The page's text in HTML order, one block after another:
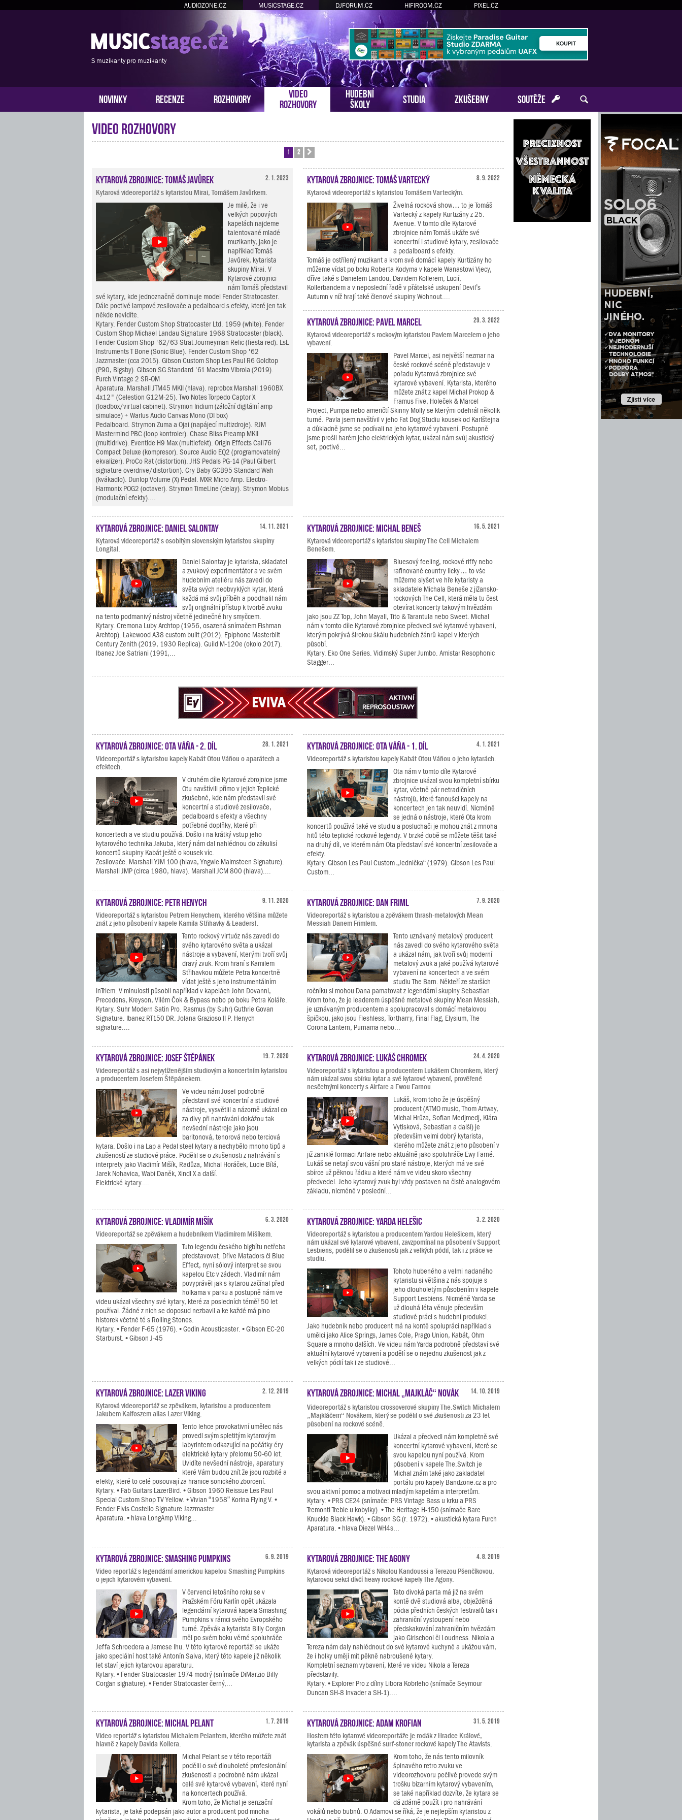
AUDIOZONE.CZ MUSICSTAGE.CZ DJFORUM.CZ HIFIROOM.CZ PIXEL.CZ
S muzikanty pro muzikanty
NOVINKY RECENZE ROZHOVORY
VIDEO
ROZHOVORY
HUDEBNÍ
ŠKOLY
STUDIA ZKUŠEBNY SOUTĚŽE
Video rozhovory
1 2
2. 1. 2023
Kytarová zbrojnice: Tomáš Javůrek
Kytarová videoreportáž s kytaristou Mirai, Tomášem Javůrkem.
Je milé, že i ve
velkých popových
kapelách najdeme
talentované mladé
muzikanty, jako je
například Tomáš
Javůrek, kytarista
skupiny Mirai. V
Kytarové zbrojnici
nám Tomáš představil
své kytary, kde jednoznačně dominuje model Fender Stratocaster.
Dále poctivé lampové zesilovače a pedalboard s efekty, které jen tak
někde nevidíte.
Kytary. Fender Custom Shop Stratocaster Ltd. 1959 (white). Fender
Custom Shop Michael Landau Signature 1968 Stratocaster (black).
Fender Custom Shop '62/63 Strat Journeyman Relic (fiesta red). LsL
Instruments T Bone (Sonic Blue). Fender Custom Shop '62
Jazzmaster (cca 2015). Gibson Custom Shop Les Paul R6 Goldtop
(P90, Bigsby). Gibson SG Standard '61 Maestro Vibrola (2019).
Furch Vintage 2 SR-OM
Aparatura. Marshall JTM45 MKII (hlava). reprobox Marshall 1960BX
4x12" (Celestion G12M-25). Two Notes Torpedo Captor X
(loadbox/virtual cabinet). Strymon Iridium (záložní digitální amp
simulace) + Warlus Audio Canvas Mono (DI box)
Pedalboard. Strymon Zuma a Ojai (napájecí multizdroje). RJM
Mastermind PBC (loop kontroler). Chase Bliss Preamp MKII
(multidrive). Eventide H9 Max (multiefekt). Origin Effects Cali76
Compact Deluxe (kompresor). Source Audio EQ2 (programovatelný
ekvalizer). ProCo Rat (distortion). JHS Pedals PG-14 (Paul Gilbert
signature overdrive/distortion). Cry Baby GCB95 Standard Wah
(kvákadlo). Dunlop Volume (X) Pedal. MXR Micro Amp. Electro-
Harmonix POG2 (octaver). Strymon TimeLine (delay). Strymon Mobius
(modulační efekty)....
8. 9. 2022
Kytarová zbrojnice: Tomáš Vartecký
Kytarová videoreportáž s kytaristou Tomášem Varteckým.
Živelná rocková show… to je Tomáš
Vartecký z kapely Kurtizány z 25.
Avenue. V tomto díle Kytarové
zbrojnice nám Tomáš ukáže své
koncertní i studiové kytary, zesilovače
a pedalboard s efekty.
Tomáš je ostřílený muzikant a krom své domácí kapely Kurtizány ho
můžeme vídat po boku Roberta Kodyma v kapele Wanastowi Vjecy,
dříve také s Danielem Landou, Davidem Kollerem, Lucií,
Kollerbandem a v neposlední řadě v přátelské uskupení Devil’s
Autumn v níž hrají také členové skupiny Wohnout....
29. 3. 2022
Kytarová zbrojnice: Pavel Marcel
Kytarová videoreportáž s rockovým kytaristou Pavlem Marcelem o jeho
vybavení.
Pavel Marcel, asi největší nezmar na
české rockové scéně představuje v
pořadu Kytarová zbrojnice své
kytarové vybavení. Kytarista, kterého
můžete znát z kapel Michal Prokop &
Framus Five, Holeček & Marcel
Project, Pumpa nebo američtí Skinny Molly se kterými odehrál několik
turné. Pavla jsem navštívil v jeho Fat Dog Studiu kousek od Karlštejna
a důkladně jsme se podívali na jeho kytarové vybavení. Postupně
jsme prošli harém jeho elektrických kytar, ukázal nám svůj akustický
set, poctivé...
14. 11. 2021
Kytarová zbrojnice: Daniel Salontay
Kytarová videoreportáž s osobitým slovenským kytaristou skupiny
Longital.
Daniel Salontay je kytarista, skladatel
a zvukový experimentátor a ve svém
hudebním ateliéru nás zavedl do
světa svých neobvyklých kytar, která
každá má svůj příběh a poodhalil nám
svůj originální přístup k tvorbě zvuku
na tento podmanivý nástroj včetně jedinečné hry smyčcem.
Kytary. Cremona Luby Archtop (1956, osazená snímačem Fishman
Archtop). Lakewood A38 custom built (2012). Epiphone Masterbilt
Century Zenith (2019, 1930 Replica). Guild M-120e (okolo 2017).
Ibanez Joe Satriani (1991,...
16. 5. 2021
Kytarová zbrojnice: Michal Beneš
Kytarová videoreportáž s kytaristou skupiny The Cell Michalem
Benešem.
Bluesový feeling, rockové riffy nebo
rafinované country licky… to vše
můžeme slyšet ve hře kytaristy a
skladatele Michala Beneše z jižansko-
rockových The Cell, která měla tu čest
otevírat koncerty takovým hvězdám
jako jsou ZZ Top, John Mayall, Tito & Tarantula nebo Sweet. Michal
nám v tomto díle Kytarové zbrojnice předvedl své kytarové vybavení,
kterým pokrývá širokou škálu hudebních žánrů kapel v kterých
působí.
Kytary. Eko One Series. Vidimský Super Jumbo. Amistar Resophonic
Stagger...
28. 1. 2021
Kytarová zbrojnice: Ota Váňa - 2. díl
Videoreportáž s kytaristou kapely Kabát Otou Váňou o aparátech a
efektech.
V druhém díle Kytarové zbrojnice jsme
Otu navštívili přímo v jejich Teplické
zkušebně, kde nám představil své
koncertní a studiové zesilovače,
pedalboard s efekty a všechny
potřebné doplňky, které při
koncertech a ve studiu používá. Došlo i na krátký vstup jeho
kytarového technika Jakuba, který nám dal nahlédnou do zákulisí
koncertů skupiny Kabát ještě o kousek víc.
Zesilovače. Marshall YJM 100 (hlava, Yngwie Malmsteen Signature).
Marshall JMP (circa 1980, hlava). Marshall JCM 800 (hlava)....
4. 1. 2021
Kytarová zbrojnice: Ota Váňa - 1. díl
Videoreportáž s kytaristou kapely Kabát Otou Váňou o jeho kytarách.
Ota nám v tomto díle Kytarové
zbrojnice ukázal svou kompletní sbírku
kytar, včetně pár netradičních
nástrojů, které fanoušci kapely na
koncertech jen tak neuvidí. Nicméně
se jedná o nástroje, které Ota krom
koncertů používá také ve studiu a posluchači je mohou znát z mnoha
hitů této teplické rockové legendy. V brzké době se můžete těšit také
na druhý díl, ve kterém nám Ota představí své koncertní zesilovače a
efekty.
Kytary. Gibson Les Paul Custom „Jednička“ (1979). Gibson Les Paul
Custom...
9. 11. 2020
Kytarová zbrojnice: Petr Henych
Videoreportáž s kytaristou Petrem Henychem, kterého většina můžete
znát z jeho působení v kapele Kamila Střihavky & Leaders!.
Tento rockový virtuóz nás zavedl do
svého kytarového světa a ukázal
nástroje a vybavení, kterými tvoří svůj
dravý zvuk. Krom hraní s Kamilem
Střihavkou můžete Petra koncertně
vídat ještě s jeho instrumentálním
InTriem. V minulosti působil například v kapelách John Dovanni,
Precedens, Kreyson, Vilém Čok & Bypass nebo po boku Petra Koláře.
Kytary. Suhr Modern Satin Pro. Rasmus (by Suhr) Guthrie Govan
Signature. Ibanez RT150 DR. Jolana Grazioso II P. Henych
signature....
7. 9. 2020
Kytarová zbrojnice: Dan Friml
Videoreportáž s kytaristou a zpěvákem thrash-metalových Mean
Messiah Danem Frimlem.
Tento uznávaný metalový producent
nás zavedl do svého kytarového světa
a ukázal nám, jak tvoří svůj moderní
metalový zvuk a jaké používá kytarové
vybavení na koncertech a ve svém
studiu The Barn. Někteří ze starších
ročníku si mohou Dana pamatovat z legendární skupiny Sebastian.
Krom toho, že je leaderem úspěšné metalové skupiny Mean Messiah,
je uznávaným producentem a spolupracoval s domácí metalovou
špičkou, jako jsou Fleshless, Tortharry, Final Flag, Elysium, The
Corona Lantern, Purnama nebo...
19. 7. 2020
Kytarová zbrojnice: Josef Štěpánek
Videoreportáž s asi nejvytíženějším studiovým a koncertním kytaristou
a producentem Josefem Štěpánekem.
Ve videu nám Josef podrobně
představil své koncertní a studiové
nástroje, vysvětlil a názorně ukázal co
za divy při nahrávání dokážou tak
nevšední nástroje jako jsou
baritonová, tenorová nebo terciová
kytara. Došlo i na Lap a Pedal steel kytary a nechybělo mnoho tipů a
zkušeností ze studiové práce. Podělil se o zkušenosti z nahrávání s
interprety jako Vladimír Mišík, Radůza, Michal Horáček, Lucie Bílá,
Jarek Nohavica, Wabi Daněk, Xindl X a další.
Elektrické kytary....
24. 4. 2020
Kytarová zbrojnice: Lukáš Chromek
Videoreportáž s kytaristou a producentem Lukášem Chromkem, který
nám ukázal svou sbírku kytar a své kytarové vybavení, prověřené
nesčetnými koncerty s Airfare a Ewou Farnou.
Lukáš, krom toho že je úspěšný
producent (ATMO music, Thom Artway,
Michal Hrůza, Sofian Medjmedj, Klára
Vytisková, Sebastian a další) je
především velmi dobrý kytarista,
kterého můžete znát z jeho působení v
již zaniklé formaci Airfare nebo aktuálně jako spoluhráče Ewy Farné.
Lukáš se netají svou vášní pro staré nástroje, kterých má ve své
sbírce už pěknou řádku a které nám ve videu skoro všechny
předvedel. Jeho kytarový zvuk byl vždy postaven na čistě analogovém
základu, nicméně v poslední...
6. 3. 2020
Kytarová zbrojnice: Vladimír Mišík
Videoreportáž se zpěvákem a hudebníkem Vladimírem Mišíkem.
Tuto legendu českého bigbítu netřeba
představovat. Dříve Matadors či Blue
Effect, nyní sólový interpret se svou
kapelou Etc v zádech. Vladimír nám
povyprávěl jak s kytarou začínal před
holkama v parku a postupně nám ve
videu ukázal všechny své kytary, které za posledních téměř 50 let
používal. Žádné z nich se doposud nezbavil a ke každé má plno
historek včetně té s Rolling Stones.
Kytary. • Fender F-65 (1976). • Godin Acousticaster. • Gibson EC-20
Starburst. • Gibson J-45
3. 2. 2020
Kytarová zbrojnice: Yarda Helešic
Videoreportáž s kytaristou a producentem Yardou Helešicem, který
nám ukázal své kytarové vybavení, zavzpomínal na působení v Support
Lesbiens, podělil se o zkušenosti jak z velkých pódií, tak i z práce ve
studiu.
Tohoto hubeného a velmi nadaného
kytaristu si většina z nás spojuje s
jeho dlouholetým působením v kapele
Support Lesbiens. Nicméně Yarda se
už dlouhá léta věnuje především
studiové práci s hudební produkci.
Jako hudebník nebo producent má na kontě spolupráci například s
umělci jako Alice Springs, James Cole, Prago Union, Kabát, Ohm
Square a mnoho dalších. Ve videu nám Yarda podrobně představí své
aktuální kytarové vybavení a podělí se o nejednu zkušenost jak z
velkých pódií tak i ze studiové...
2. 12. 2019
Kytarová zbrojnice: Lazer Viking
Kytarová videoreportáž se zpěvákem, kytaristou a producentem
Jakubem Kaifoszem alias Lazer Viking.
Tento lehce provokativní umělec nás
provedl svým spletitým kytarovým
labyrintem odkazující na počátky éry
elektrické kytary přelomu 50-60 let.
Uvidíte nevšední nástroje, aparatury
které Vám budou znít že jsou rozbité a
efekty, které to celé posouvají za hranice sonického zborcení.
Kytary. • Fab Guitars LazerBird. • Gibson 1960 Reissue Les Paul
Special Custom Shop TV Yellow. • Vivian “1958” Korina Flying V. •
Fender Elvis Costello Signature Jazzmaster
Aparatura. • hlava LongAmp Viking...
14. 10. 2019
Kytarová zbrojnice: Michal „Majkláč“ Novák
Videoreportáž s kytaristou crossoverové skupiny The.Switch Michalem
„Majkláčem“ Novákem, který se podělil o své zkušenosti za 23 let
působení na rockové scéně.
Ukázal a předvedl nám kompletně své
koncertní kytarové vybavení, které se
svou kapelou nyní používá. Krom
působení v kapele The.Switch je
Michal znám také jako zakladatel
portálu pro kapely Bandzone.cz a pro
svou aktivní pomoc a motivaci mladým kapelám a interpretům.
Kytary. • PRS CE24 (snímače: PRS Vintage Bass u krku a PRS
Tremonti Treble u kobylky). • The Heritage H-150 (snímače Bare
Knuckle Black Hawk). • Gibson SG (r. 1972). • akustická kytara Furch
Aparatura. • hlava Diezel WH4s...
6. 9. 2019
Kytarová zbrojnice: Smashing Pumpkins
Video reportáž s legendární americkou kapelou Smashing Pumpkins
o jejich kytarovém vybavení.
V červenci letošního roku se v
Pražském Fóru Karlín opět ukázala
legendární kytarová kapela Smashing
Pumpkins v rámci svého Evropského
turné. Zpěvák a kytarista Billy Corgan
měl po svém boku věrné spoluhráče
Jeffa Schroedera a Jamese Ihu. V této kytarové reportáži se ukáže
jako speciální host také Antonín Salva, který této kapele již několik
let staví jejich kytarovou aparaturu.
Kytary. • Fender Stratocaster 1974 modrý (snímače DiMarzio Billy
Corgan signature). • Fender Stratocaster černý,...
4. 8. 2019
Kytarová zbrojnice: The Agony
Kytarová videoreportáž s Nikolou Kandoussi a Terezou Pšenčíkovou,
kytarovou sekcí dívčí heavy rockové kapely The Agony.
Tato divoká parta má již na svém
kontě dvě studiová alba, obježděná
pódia předních českých festivalů tak i
zahraniční vystoupení nebo
předskakování zahraničním hvězdám
jako Girlschool či Loudness. Nikola a
Tereza nám daly nahlédnout do své kytarové kuchyně a ukážou vám,
že i holky umějí mít pěkně nabroušené kytary.
Kompletní seznam vybavení, které ve videu Nikola a Tereza
představily.
Kytary. • Explorer Pro z dílny Libora Kobrleho (snímače Seymour
Duncan SH-8 Invader a SH-1)....
1. 7. 2019
Kytarová zbrojnice: Michal Pelant
Video reportáž s kytaristou Michalem Pelantem, kterého můžete znát
hlavně z kapely Davida Kollera.
Michal Pelant se v této reportáži
podělil o své dlouholeté profesionální
zkušenosti a podrobně nám ukázal
celé své kytarové vybavení, které nyní
na koncertech používá.
Krom toho, že Michal je senzační
kytarista, je také podepsán jako autor a producent pod mnoha
31. 5. 2019
Kytarová zbrojnice: Adam Krofian
Hostem této kytarové videoreportáže je rodák z Hradce Králové,
kytarista a zpěvák úspěšné surf-stoner rockové kapely The Atavists.
Krom toho, že nás tento milovník
špinavého retro zvuku ve
videorozhovoru pečlivě provede svým
trošku bizarním kytarový vybavením,
se také například dozvíte, že kytara se
dá zdárně použít i pro nahrávání
vokálů nebo bubnů. O Adamovi se říká, že je nejlepším kytaristou z